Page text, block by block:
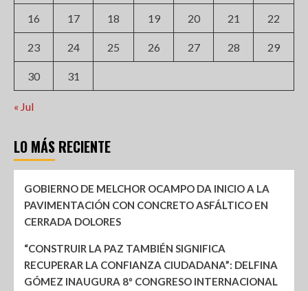
16 17 18 19 20 21 22
23 24 25 26 27 28 29
30 31
« Jul
LO MÁS RECIENTE
GOBIERNO DE MELCHOR OCAMPO DA INICIO A LA
PAVIMENTACIÓN CON CONCRETO ASFÁLTICO EN
CERRADA DOLORES
“CONSTRUIR LA PAZ TAMBIÉN SIGNIFICA
RECUPERAR LA CONFIANZA CIUDADANA”: DELFINA
GÓMEZ INAUGURA 8º CONGRESO INTERNACIONAL